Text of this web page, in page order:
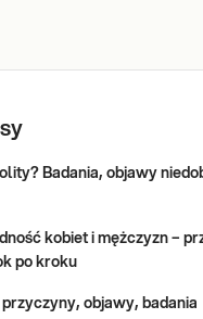
małoocze typu 3
Badania, objawy
kobiet i mężczyzn –
po kroku
przyczyny, objawy, badania